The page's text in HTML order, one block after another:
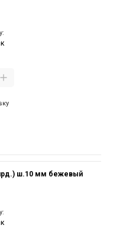
ш.10 мм бежевый